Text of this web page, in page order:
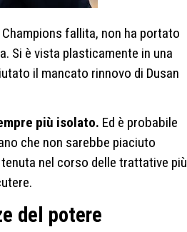
fallita, non ha portato
Si è vista plasticamente in una
il mancato rinnovo di Dusan
più isolato. Ed è probabile
che non sarebbe piaciuto
nel corso delle trattative più
del potere